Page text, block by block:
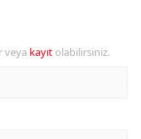
veya kayıt olabilirsiniz.